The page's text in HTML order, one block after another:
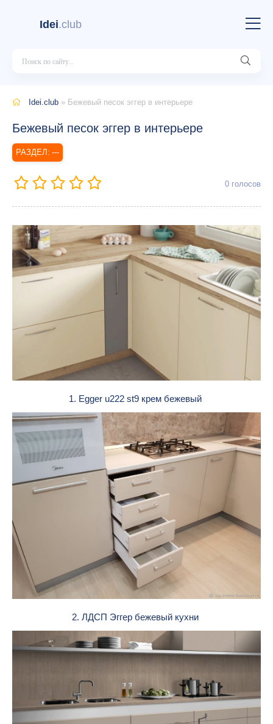
Idei.club
Idei.club » Бежевый песок эггер в интерьере
Бежевый песок эггер в интерьере
---
0 голосов
1. Egger u222 st9 крем бежевый
2. ЛДСП Эггер бежевый кухни